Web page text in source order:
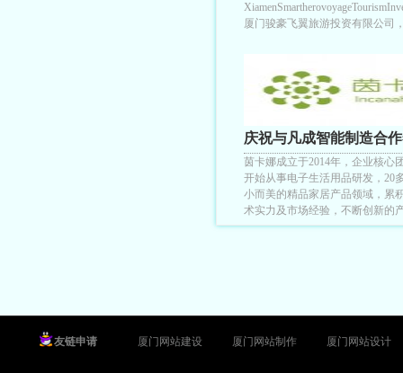
厦门骏豪飞翼旅游投资有限公司
庆祝与凡成智能制造合
茵卡娜成立于2014年，企业核心
开始从事电子生活用品研发，20
小而美的精品家居产品领域，累
术实力及市场经验，不断创新的
友链申请 厦门网站建设 厦门网站制作 厦门网站设计